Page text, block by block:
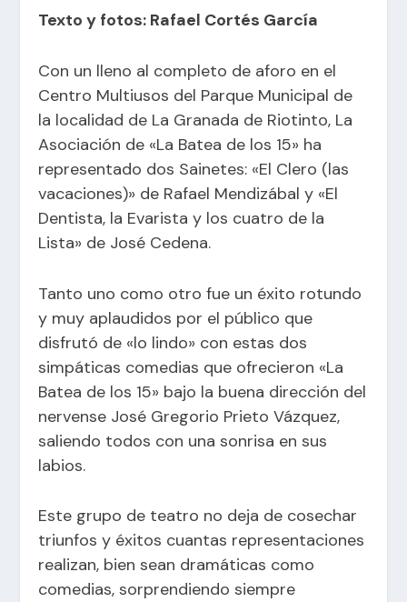
Texto y fotos: Rafael Cortés García
Con un lleno al completo de aforo en el
Centro Multiusos del Parque Municipal de
la localidad de La Granada de Riotinto, La
Asociación de «La Batea de los 15» ha
representado dos Sainetes: «El Clero (las
vacaciones)» de Rafael Mendizábal y «El
Dentista, la Evarista y los cuatro de la
Lista» de José Cedena.
Tanto uno como otro fue un éxito rotundo
y muy aplaudidos por el público que
disfrutó de «lo lindo» con estas dos
simpáticas comedias que ofrecieron «La
Batea de los 15» bajo la buena dirección del
nervense José Gregorio Prieto Vázquez,
saliendo todos con una sonrisa en sus
labios.
Este grupo de teatro no deja de cosechar
triunfos y éxitos cuantas representaciones
realizan, bien sean dramáticas como
comedias, sorprendiendo siempre